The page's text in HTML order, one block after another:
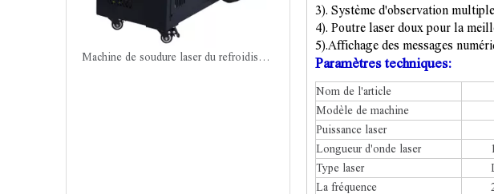
Machine de soudure laser du refroidissement à l'air 1500W
3). Système d'observation
4). Poutre laser doux pour la
5).Affichage des messages
Paramètres techniques:
Nom de l'article
Modèle de machine
Puissance laser
Longueur d'onde laser
Type laser
La fréquence
20-